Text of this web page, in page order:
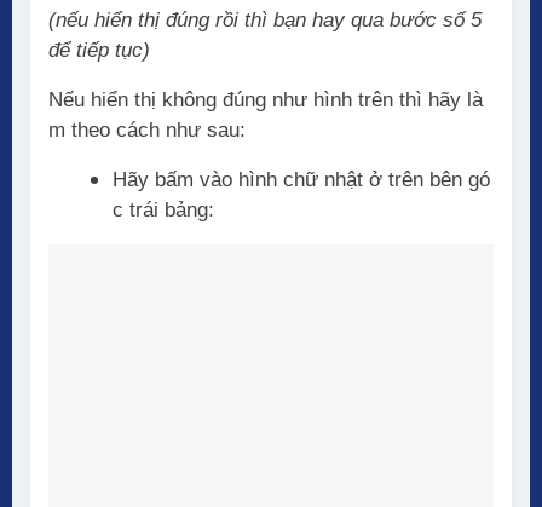
(nếu hiển thị đúng rồi thì bạn hay qua bước số 5
để tiếp tục)
Nếu hiển thị không đúng như hình trên thì hãy là
m theo cách như sau:
Hãy bấm vào hình chữ nhật ở trên bên gó
c trái bảng: